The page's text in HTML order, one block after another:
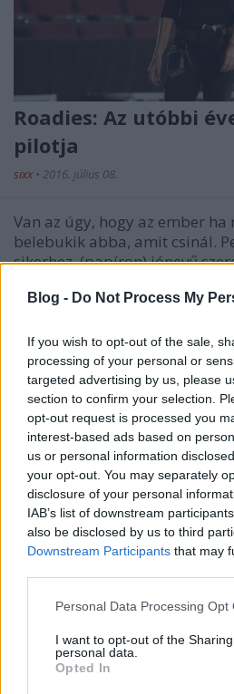
Blog - Do Not Process My
If you wish to opt-out of the sale,
processing of your personal or
targeted advertising by us, please
section to confirm your selection.
opt-out request is processed you
interest-based ads based on
us or personal information
your opt-out. You may separately
disclosure of your personal
IAB’s list of downstream
also be disclosed by us to third
Downstream Participants that may
Please note that this website/app
not limited to your visit or usage
grant or deny consent to Google
use your data for below specified
Personal Data Processing Opt
I want to opt-out of the
personal data.
Opted In
Roadies: Az utóbbi
pilotja
sixx • 2016. július 08.
Van az úgy, hogy az ember ha
belebukik abba, amit csinál.
sikerhez, (papíron) jónevű
kezében a szar is arannyá
Jónak tűnik Cameron
roadokról szóló